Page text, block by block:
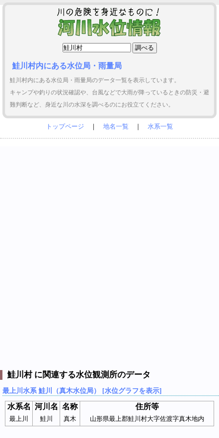
鮭川村内にある水位局・雨量局
鮭川村内にある水位局・雨量局のデータ一覧を表示しています。
キャンプや釣りの状況確認や、台風などで大雨が降っているときの防災・避
難判断など、身近な川の水深を調べるのにお役立てください。
トップページ ｜ 地名一覧 ｜ 水系一覧
鮭川村 に関連する水位観測所のデータ
最上川水系 鮭川（真木水位局） [水位グラフを表示]
水系名 河川名 名称 住所等
最上川 鮭川 真木 山形県最上郡鮭川村大字佐渡字真木地内